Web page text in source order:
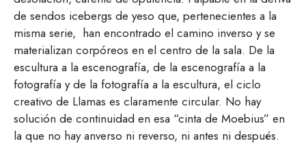
de sendos icebergs de yeso que, pertenecientes a la
misma serie, han encontrado el camino inverso y se
materializan corpóreos en el centro de la sala. De la
escultura a la escenografía, de la escenografía a la
fotografía y de la fotografía a la escultura, el ciclo
creativo de Llamas es claramente circular. No hay
solución de continuidad en esa “cinta de Moebius” en
la que no hay anverso ni reverso, ni antes ni después.